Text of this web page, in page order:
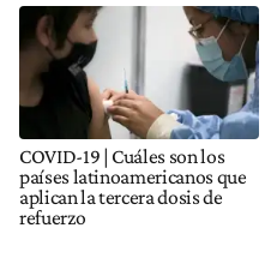
COVID-19 | Cuáles son los
países latinoamericanos que
aplican la tercera dosis de
refuerzo